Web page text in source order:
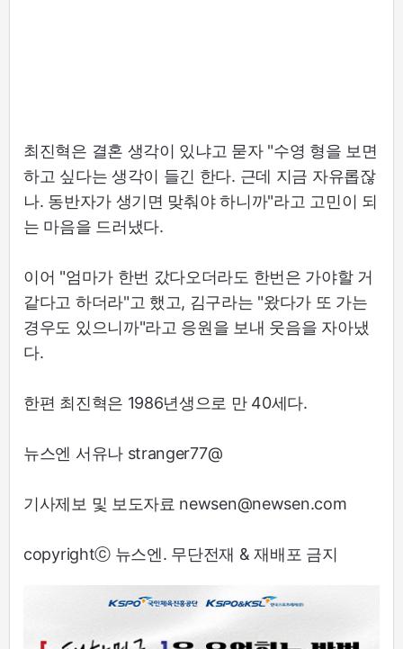
최진혁은 결혼 생각이 있냐고 묻자 "수영 형을 보면
하고 싶다는 생각이 들긴 한다. 근데 지금 자유롭잖
나. 동반자가 생기면 맞춰야 하니까"라고 고민이 되
는 마음을 드러냈다.
이어 "엄마가 한번 갔다오더라도 한번은 가야할 거
같다고 하더라"고 했고, 김구라는 "왔다가 또 가는
경우도 있으니까"라고 응원을 보내 웃음을 자아냈
다.
한편 최진혁은 1986년생으로 만 40세다.
뉴스엔 서유나 stranger77@
기사제보 및 보도자료 newsen@newsen.com
copyrightⓒ 뉴스엔. 무단전재 & 재배포 금지